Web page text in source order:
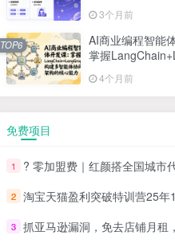
3个月前
AI商业编程智能
掌握
心能力
4个月前
TOP6
免费项目
1 ? 零加盟费｜红颜搭全国城市代理商招募
2 淘宝天猫盈利突破特训营25年12月线下课，系统性的深度剖析电商企业经营之道
3 抓亚马逊漏洞，免去店铺月租，一个流量大竞争小，让你有